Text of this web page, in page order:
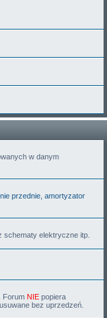
w danym
przednie, amortyzator
schematy elektryczne itp.
Forum NIE popiera
bez uprzedzeń.